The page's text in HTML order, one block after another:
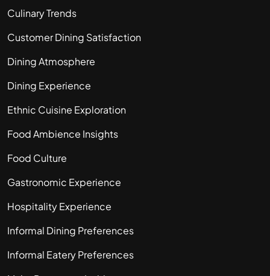
Culinary Trends
Customer Dining Satisfaction
Dining Atmosphere
Dining Experience
Ethnic Cuisine Exploration
Food Ambience Insights
Food Culture
Gastronomic Experience
Hospitality Experience
Informal Dining Preferences
Informal Eatery Preferences